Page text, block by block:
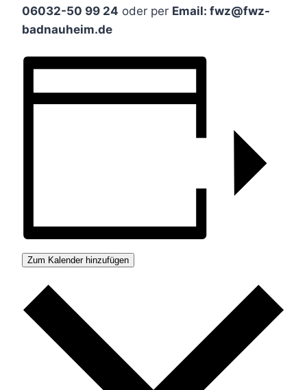
06032-50 99 24 oder per Email: fwz@fwz-
badnauheim.de
Zum Kalender hinzufügen